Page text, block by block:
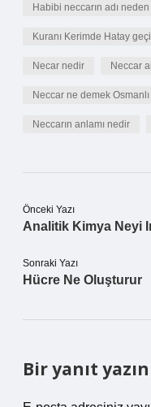
Habibi neccarın adı
Kuranı Kerimde Hatay
Necar nedir Neccar
Neccar ne demek Osmanlı
Neccarın anlamı nedir
Önceki Yazı
Analitik Kimya Neyi
Sonraki Yazı
Hücre Ne Oluşturur
Bir yanıt yazın